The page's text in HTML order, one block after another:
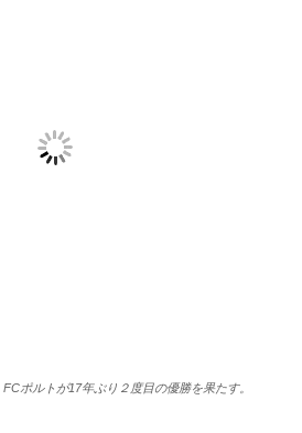
ポルトが17年ぶり２度目の優勝を果たす。